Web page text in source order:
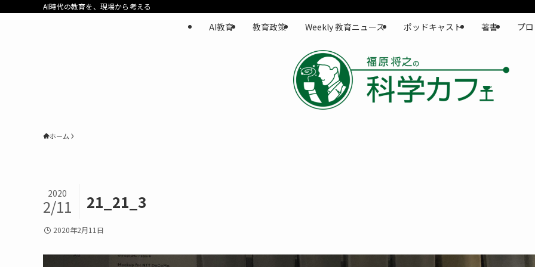
AI時代の教育を、現場から考える
AI教育 教育政策 Weekly 教育ニュース ポッドキャスト 著書 プ
ホーム
21_21_3
2020
2/11
2020年2月11日